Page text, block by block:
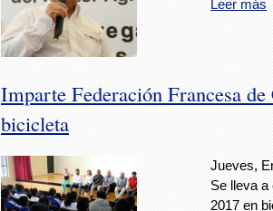
Leer más
Imparte Federación Francesa
bicicleta
Jueves,
Se lleva a
2017 en